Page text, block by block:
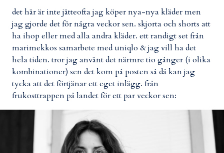
det här är inte jätteofta jag köper nya-nya kläder men
jag gjorde det för några veckor sen. skjorta och shorts att
ha ihop eller med alla andra kläder. ett randigt set från
marimekkos samarbete med uniqlo & jag vill ha det
hela tiden. tror jag använt det närmre tio gånger (i olika
kombinationer) sen det kom på posten så då kan jag
tycka att det förtjänar ett eget inlägg. från
frukosttrappen på landet för ett par veckor sen: